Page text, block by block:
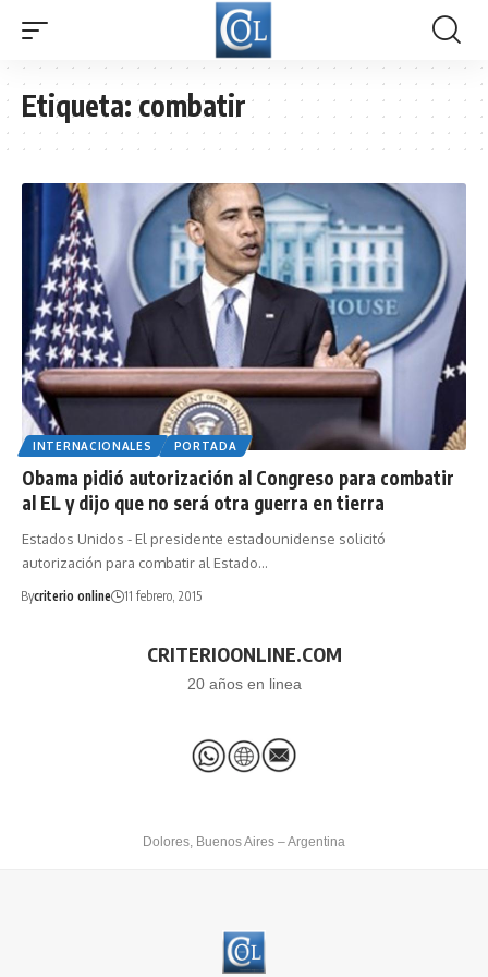
Etiqueta:combatir
INTERNACIONALES PORTADA
Obama pidió autorización al Congreso para combatir
al EL y dijo que no será otra guerra en tierra
Estados Unidos - El presidente estadounidense solicitó
autorización para combatir al Estado…
Bycriterio online 11 febrero, 2015
CRITERIOONLINE.COM
20 años en linea
Dolores, Buenos Aires – Argentina